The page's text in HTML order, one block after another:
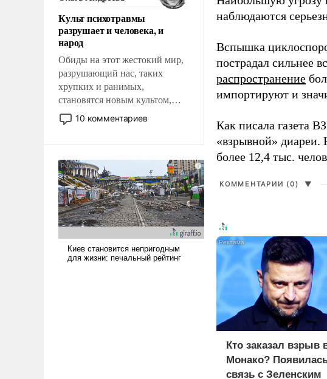
поднимет наши боевые
возможности.
Культ психотравмы
разрушает и человека, и
народ
Обиды на этот жестокий мир,
разрушающий нас, таких
хрупких и ранимых,
становятся новым культом,
постепенно вытесняя и
отменяя традиционное
ударами судьбы, брать на себя
ответственность, помогать
слабым, идти вперед и
адаптироваться.
10 комментариев
наблюдаются
Вспышка
пострадал сильнее
распространение
импортируют и
Как писала газета
«взрывной»
более 12,4 тыс.
КОММЕНТАРИИ (0) ▼
Кто заказал взрыв
Монако?
связь с Зеленским